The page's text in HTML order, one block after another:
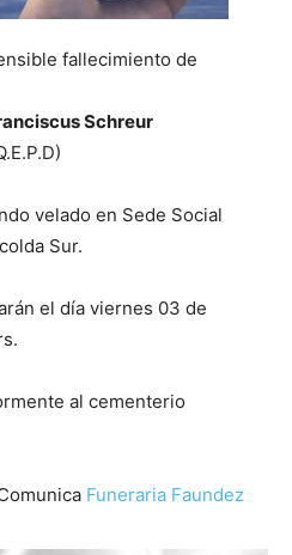
fallecimiento de
Schreur
velado en Sede Social
Sur.
el día viernes 03 de
al cementerio
Funeraria Faundez